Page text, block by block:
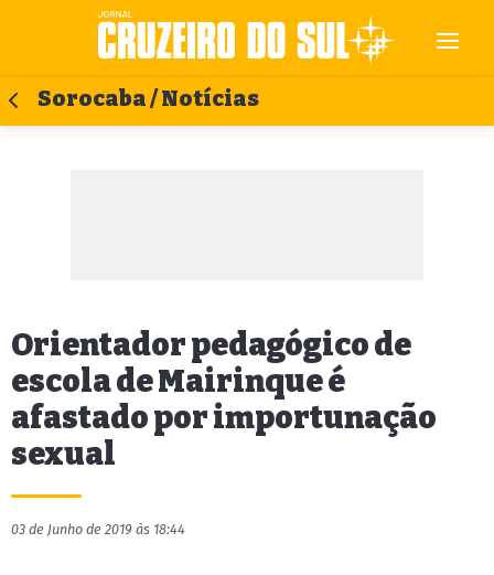
Sorocaba / Notícias
Orientador pedagógico de
escola de Mairinque é
afastado por importunação
sexual
03 de Junho de 2019 às 18:44